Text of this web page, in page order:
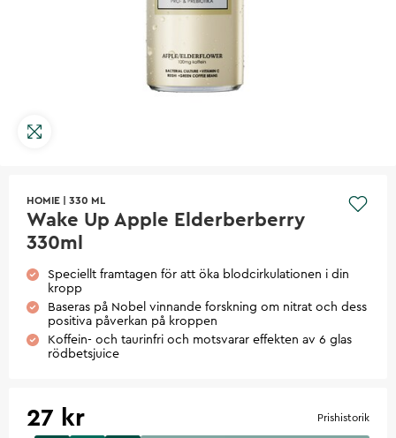
HOMIE 330 ML
Wake Up Apple Elderberberry
330ml
Speciellt framtagen för att öka blodcirkulationen i din
kropp
Baseras på Nobel vinnande forskning om nitrat och dess
positiva påverkan på kroppen
Koffein- och taurinfri och motsvarar effekten av 6 glas
rödbetsjuice
27 kr Prishistorik